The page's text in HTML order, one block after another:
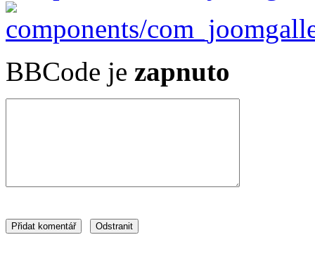
BBCode je zapnuto